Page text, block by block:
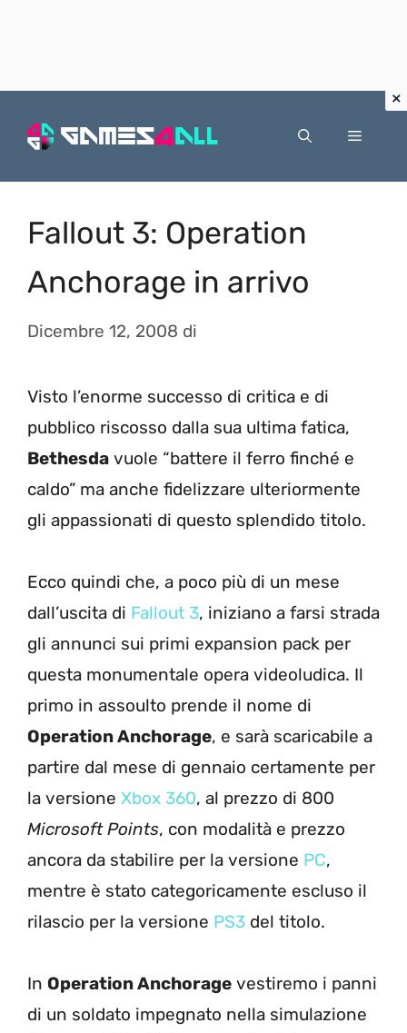
Menu
Fallout 3: Operation
Anchorage in arrivo
Dicembre 12, 2008 di
Visto l’enorme successo di critica e di
pubblico riscosso dalla sua ultima fatica,
Bethesda vuole “battere il ferro finché e
caldo” ma anche fidelizzare ulteriormente
gli appassionati di questo splendido titolo.
Ecco quindi che, a poco più di un mese
dall’uscita di Fallout 3, iniziano a farsi strada
gli annunci sui primi expansion pack per
questa monumentale opera videoludica. Il
primo in assoulto prende il nome di
Operation Anchorage, e sarà scaricabile a
partire dal mese di gennaio certamente per
la versione Xbox 360, al prezzo di 800
Microsoft Points, con modalità e prezzo
ancora da stabilire per la versione PC,
mentre è stato categoricamente escluso il
rilascio per la versione PS3 del titolo.
In Operation Anchorage vestiremo i panni
di un soldato impegnato nella simulazione